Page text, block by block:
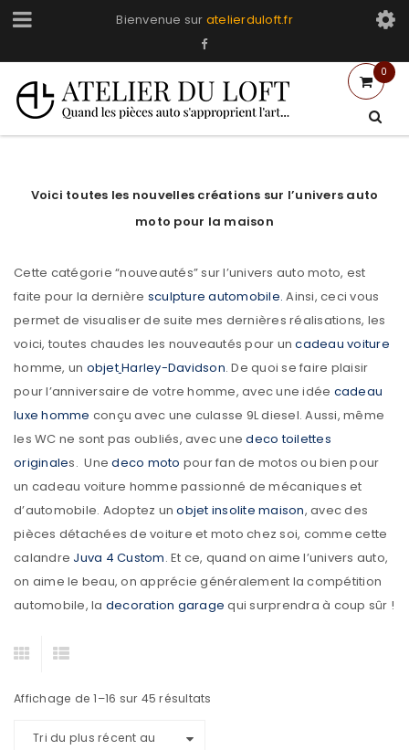
Bienvenue sur atelierduloft.fr
0
Voici toutes les nouvelles créations sur l’univers auto
moto pour la maison
Cette catégorie “nouveautés” sur l’univers auto moto, est
faite pour la dernière sculpture automobile. Ainsi, ceci vous
permet de visualiser de suite mes dernières réalisations, les
voici, toutes chaudes les nouveautés pour uncadeau voiture
homme, un objetHarley-Davidson. De quoi se faire plaisir
pour l’anniversaire de votre homme, avec une idée cadeau
luxe homme conçu avec une culasse 9L diesel. Aussi, même
les WC ne sont pas oubliés, avecunedeco toilettes
originales. Unedeco moto pour fan de motos ou bien pour
un cadeau voiture homme passionné de mécaniques et
d’automobile. Adoptez un objet insolite maison, avec des
pièces détachées de voiture et moto chez soi, comme cette
calandre Juva 4 Custom. Et ce, quand on aime l’univers auto,
on aime le beau, on apprécie généralement la compétition
automobile, la decoration garagequi surprendra à coup sûr !
Affichage de 1–16 sur 45 résultats
Tri du plus récent au